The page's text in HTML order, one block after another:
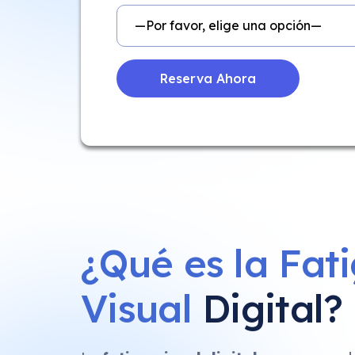
¿Qué es la
Visual Digital?